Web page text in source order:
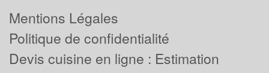
Mentions Légales
Politique de confidentialité
Devis cuisine en ligne : Estimation